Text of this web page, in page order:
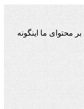
ما اینگونه